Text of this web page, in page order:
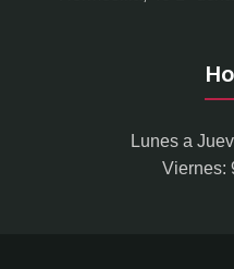
Lunes a
Viernes: